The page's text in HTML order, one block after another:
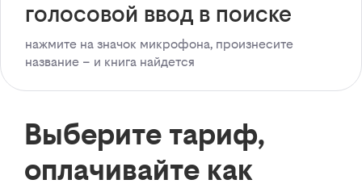
голосовой ввод в поиске
нажмите на значок микрофона, произнесите
название – и книга найдется
Выберите тариф,
оплачивайте как